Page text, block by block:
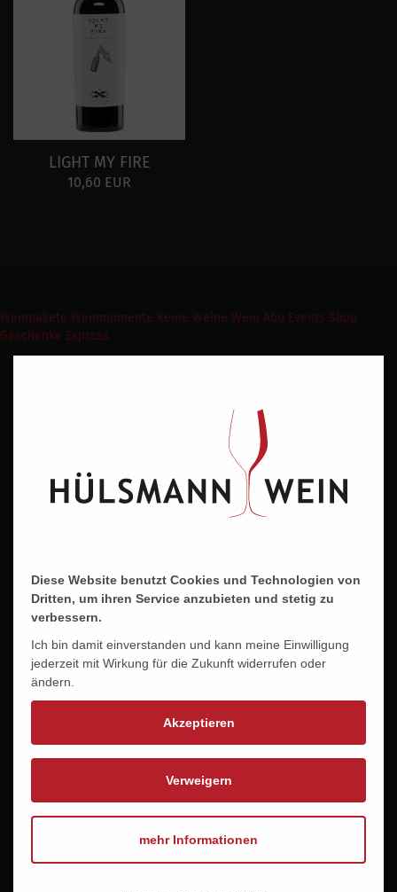
LIGHT MY FIRE
10,60 EUR
Weinpakete Weinmomente Keine Weine Wein Abo Events Shop
Geschenke Express
Öffnungszeiten
Meppen
Samstag
Öffnungszeiten Haren
Dienstag bis Freitag
uhr
Samstag
09.30–12.30 Uhr
Diese Website benutzt Cookies und Technologien von
Dritten, um ihren Service anzubieten und stetig zu
verbessern.
Ich bin damit einverstanden und kann meine Einwilligung
jederzeit mit Wirkung für die Zukunft widerrufen oder
ändern.
Akzeptieren
Verweigern
mehr Informationen